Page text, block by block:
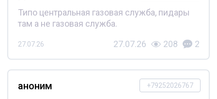
Типо центральная газовая служба, пидары
там а не газовая служба.
27.07.26 27.07.26 208 2
+79252026767
аноним